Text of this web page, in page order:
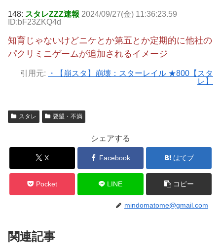
148: スタレZZZ速報 2024/09/27(金) 11:36:23.59
ID:bF23ZKQ4d
知育じゃないけどニケとか第五とか定期的に他社の
パクリミニゲームが追加されるイメージ
引用元:
・【崩スタ】崩壊：スターレイル ★800【スタ
レ】
スタレ 要望・不満
シェアする
X Facebook はてブ
Pocket LINE コピー
mindomatome@gmail.com
関連記事